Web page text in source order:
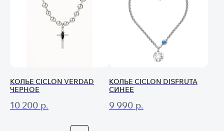
КОЛЬЕ CICLON VERDAD
ЧЕРНОЕ
10 200 р.
КОЛЬЕ CICLON DISFRUTA
СИНЕЕ
9 990 р.
согласие на получение
информационных и маркетинговых
(вы можете в любой момент отписаться
сУсловиями договора оферты